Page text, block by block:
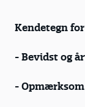
Kendetegn
- Bevidst og
-